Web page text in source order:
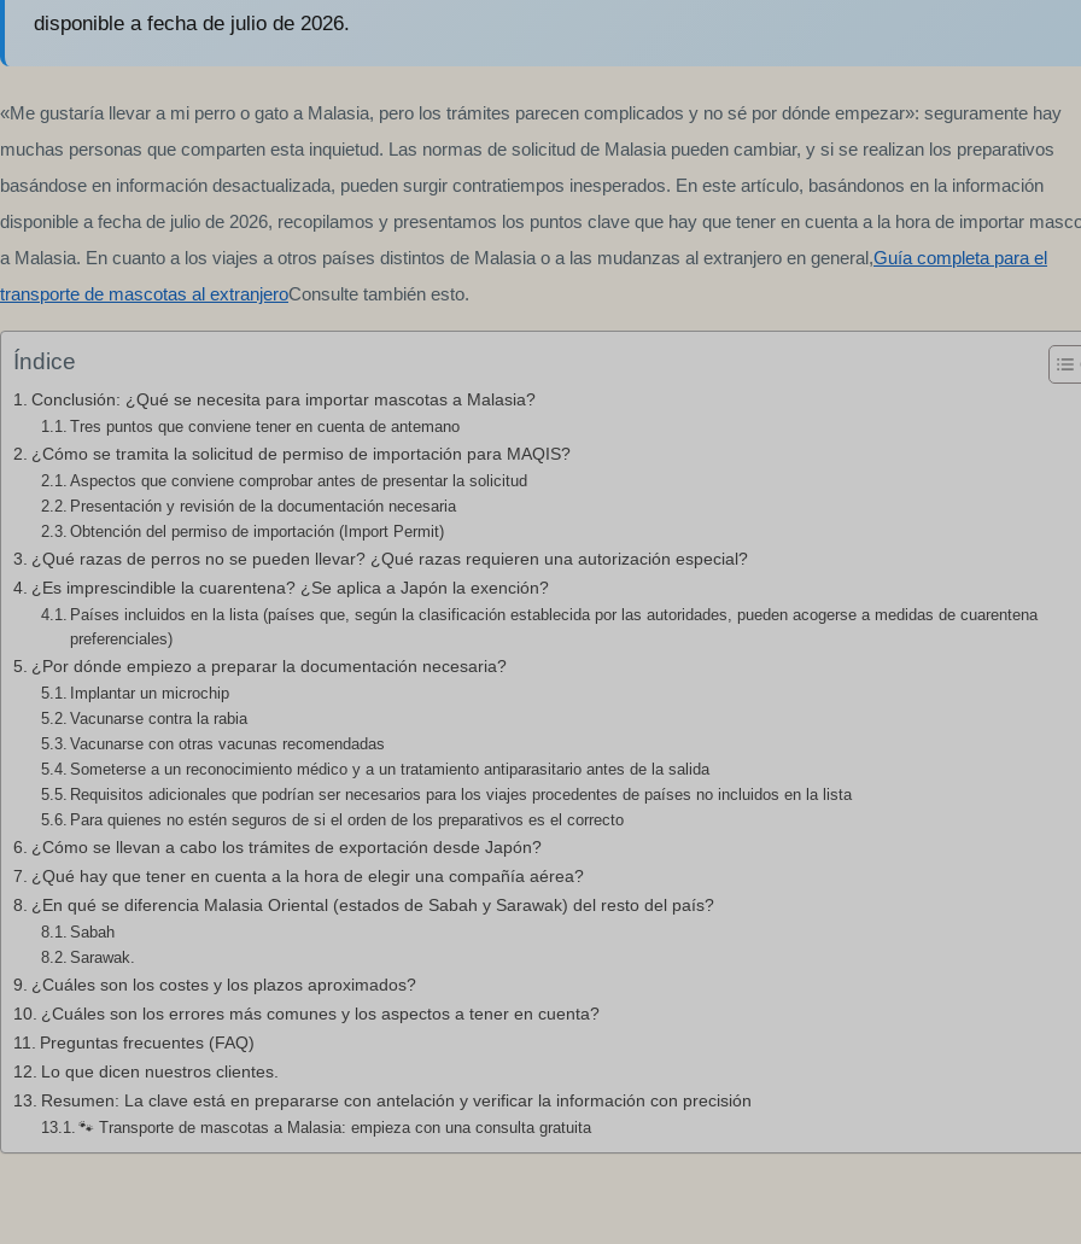
disponible a fecha de julio de 2026.
«Me gustaría llevar a mi perro o gato a Malasia, pero los trámites parecen complicados y no sé por dónde empezar»: seguramente hay
muchas personas que comparten esta inquietud. Las normas de solicitud de Malasia pueden cambiar, y si se realizan los preparativos
basándose en información desactualizada, pueden surgir contratiempos inesperados. En este artículo, basándonos en la información
disponible a fecha de julio de 2026, recopilamos y presentamos los puntos clave que hay que tener en cuenta a la hora de importar
a Malasia. En cuanto a los viajes a otros países distintos de Malasia o a las mudanzas al extranjero en general,Guía completa para el
transporte de mascotas al extranjeroConsulte también esto.
Índice
Conclusión: ¿Qué se necesita para importar mascotas a Malasia?
Tres puntos que conviene tener en cuenta de antemano
¿Cómo se tramita la solicitud de permiso de importación para MAQIS?
Aspectos que conviene comprobar antes de presentar la solicitud
Presentación y revisión de la documentación necesaria
Obtención del permiso de importación (Import Permit)
¿Qué razas de perros no se pueden llevar? ¿Qué razas requieren una autorización especial?
¿Es imprescindible la cuarentena? ¿Se aplica a Japón la exención?
Países incluidos en la lista (países que, según la clasificación establecida por las autoridades, pueden acogerse a medidas de cuarentena
preferenciales)
¿Por dónde empiezo a preparar la documentación necesaria?
Implantar un microchip
Vacunarse contra la rabia
Vacunarse con otras vacunas recomendadas
Someterse a un reconocimiento médico y a un tratamiento antiparasitario antes de la salida
Requisitos adicionales que podrían ser necesarios para los viajes procedentes de países no incluidos en la lista
Para quienes no estén seguros de si el orden de los preparativos es el correcto
¿Cómo se llevan a cabo los trámites de exportación desde Japón?
¿Qué hay que tener en cuenta a la hora de elegir una compañía aérea?
¿En qué se diferencia Malasia Oriental (estados de Sabah y Sarawak) del resto del país?
Sabah
Sarawak.
¿Cuáles son los costes y los plazos aproximados?
¿Cuáles son los errores más comunes y los aspectos a tener en cuenta?
Preguntas frecuentes (FAQ)
Lo que dicen nuestros clientes.
Resumen: La clave está en prepararse con antelación y verificar la información con precisión
🐾 Transporte de mascotas a Malasia: empieza con una consulta gratuita